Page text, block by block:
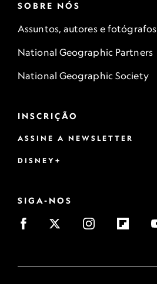
SOBRE NÓS
Assuntos, autores e fotógrafos
National Geographic Partners
National Geographic Society
INSCRIÇÃO
ASSINE A NEWSLETTER
DISNEY+
SIGA-NOS